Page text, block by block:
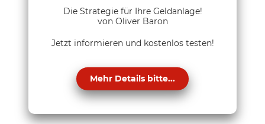
Die Strategie für Ihre Geldanlage!
von Oliver Baron
Jetzt informieren und kostenlos testen!
Mehr Details bitte...